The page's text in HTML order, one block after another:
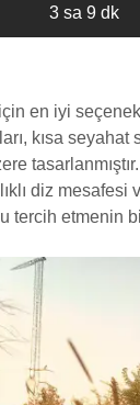
3 sa 9 dk
en iyi
kısa
diz
etmenin